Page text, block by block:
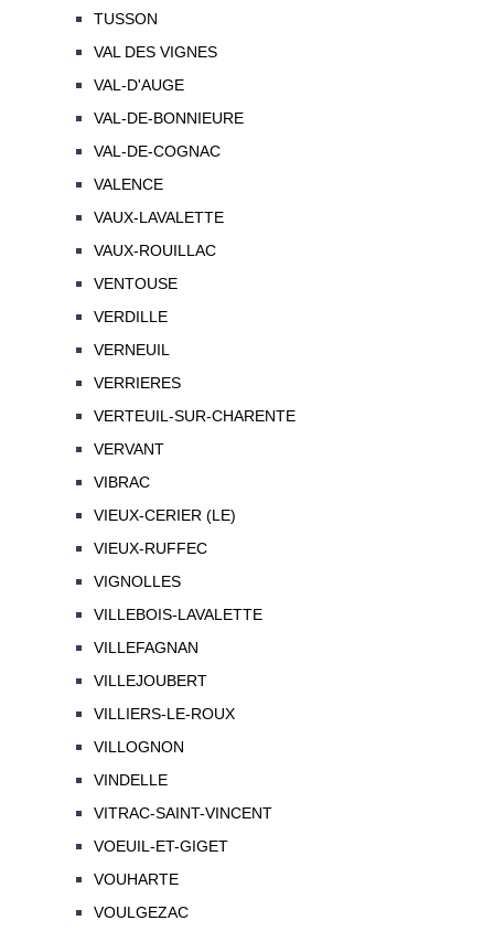
TUSSON
VAL DES VIGNES
VAL-D'AUGE
VAL-DE-BONNIEURE
VAL-DE-COGNAC
VALENCE
VAUX-LAVALETTE
VAUX-ROUILLAC
VENTOUSE
VERDILLE
VERNEUIL
VERRIERES
VERTEUIL-SUR-CHARENTE
VERVANT
VIBRAC
VIEUX-CERIER (LE)
VIEUX-RUFFEC
VIGNOLLES
VILLEBOIS-LAVALETTE
VILLEFAGNAN
VILLEJOUBERT
VILLIERS-LE-ROUX
VILLOGNON
VINDELLE
VITRAC-SAINT-VINCENT
VOEUIL-ET-GIGET
VOUHARTE
VOULGEZAC